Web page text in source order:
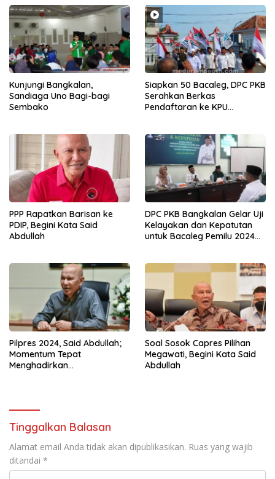
Kunjungi Bangkalan,
Sandiaga Uno Bagi-bagi
Sembako
Siapkan 50 Bacaleg, DPC PKB
Serahkan Berkas
Pendaftaran ke KPU
PPP Rapatkan Barisan ke
PDIP, Begini Kata Said
Abdullah
DPC PKB Bangkalan Gelar Uji
Kelayakan dan Kepatutan
untuk Bacaleg Pemilu 2024
Pilpres 2024, Said Abdullah;
Momentum Tepat
Menghadirkan
Soal Sosok Capres Pilihan
Megawati, Begini Kata Said
Abdullah
Tinggalkan Balasan
Alamat email Anda tidak akan dipublikasikan. Ruas yang wajib
ditandai *